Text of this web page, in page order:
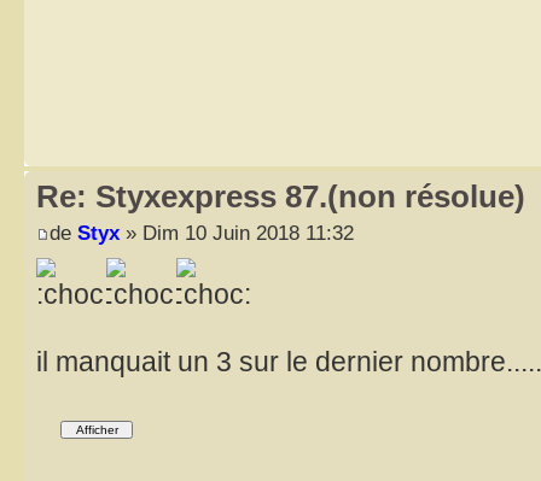
Re: Styxexpress 87.(non résolue)
de Styx » Dim 10 Juin 2018 11:32
il manquait un 3 sur le dernier nombre.....